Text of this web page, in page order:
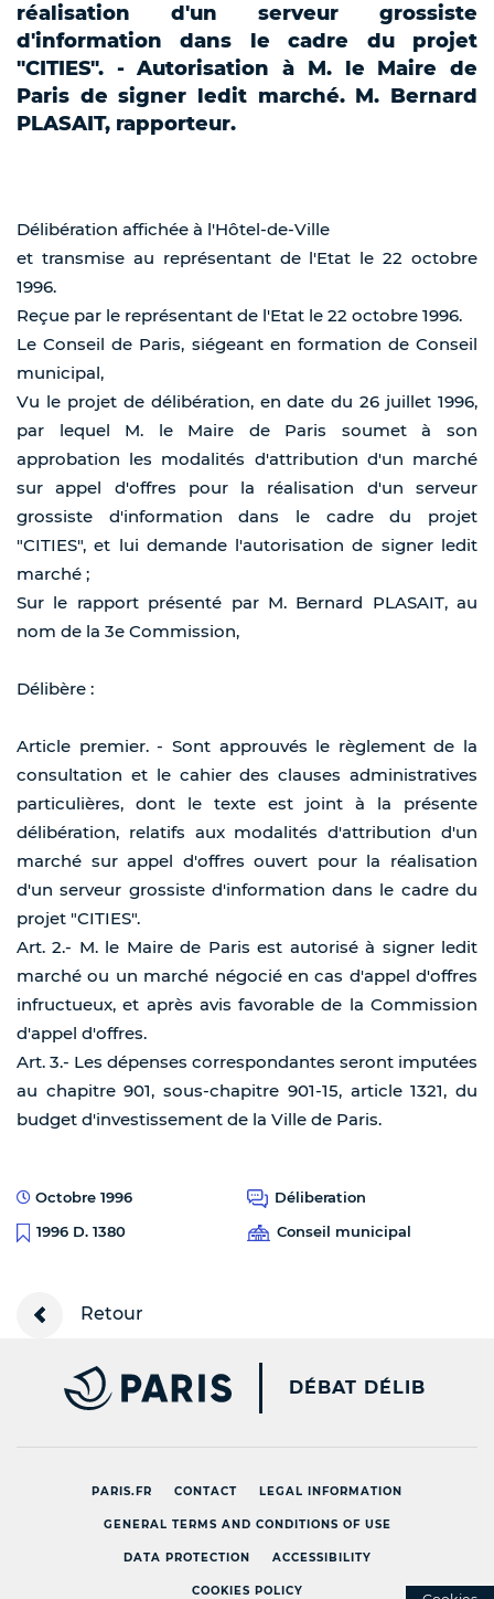
réalisation d'un serveur grossiste
d'information dans le cadre du projet
"CITIES". - Autorisation à M. le Maire de
Paris de signer ledit marché. M. Bernard
PLASAIT, rapporteur.
Délibération affichée à l'Hôtel-de-Ville
et transmise au représentant de l'Etat le 22 octobre
1996.
Reçue par le représentant de l'Etat le 22 octobre 1996.
Le Conseil de Paris, siégeant en formation de Conseil
municipal,
Vu le projet de délibération, en date du 26 juillet 1996,
par lequel M. le Maire de Paris soumet à son
approbation les modalités d'attribution d'un marché
sur appel d'offres pour la réalisation d'un serveur
grossiste d'information dans le cadre du projet
"CITIES", et lui demande l'autorisation de signer ledit
marché ;
Sur le rapport présenté par M. Bernard PLASAIT, au
nom de la 3e Commission,
Délibère :
Article premier. - Sont approuvés le règlement de la
consultation et le cahier des clauses administratives
particulières, dont le texte est joint à la présente
délibération, relatifs aux modalités d'attribution d'un
marché sur appel d'offres ouvert pour la réalisation
d'un serveur grossiste d'information dans le cadre du
projet "CITIES".
Art. 2.- M. le Maire de Paris est autorisé à signer ledit
marché ou un marché négocié en cas d'appel d'offres
infructueux, et après avis favorable de la Commission
d'appel d'offres.
Art. 3.- Les dépenses correspondantes seront imputées
au chapitre 901, sous-chapitre 901-15, article 1321, du
budget d'investissement de la Ville de Paris.
Octobre 1996
Déliberation
1996 D. 1380
Conseil municipal
Retour
PARIS.FR [NEW
DÉBAT DÉLIB
PARIS.FR CONTACT LEGAL INFORMATION
GENERAL TERMS AND CONDITIONS OF USE
DATA PROTECTION ACCESSIBILITY
COOKIES POLICY